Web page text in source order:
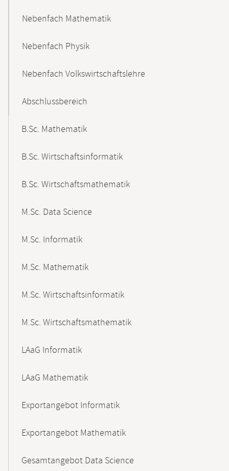
Nebenfach Mathematik
Nebenfach Physik
Nebenfach Volkswirtschaftslehre
Abschlussbereich
B.Sc. Mathematik
B.Sc. Wirtschaftsinformatik
B.Sc. Wirtschaftsmathematik
M.Sc. Data Science
M.Sc. Informatik
M.Sc. Mathematik
M.Sc. Wirtschaftsinformatik
M.Sc. Wirtschaftsmathematik
LAaG Informatik
LAaG Mathematik
Exportangebot Informatik
Exportangebot Mathematik
Gesamtangebot Data Science